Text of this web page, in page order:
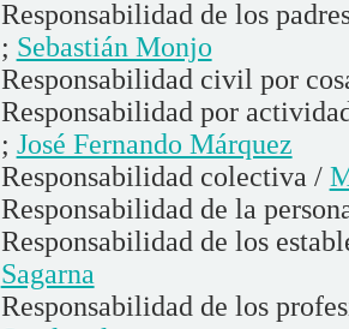
Responsabilidad de los
; Sebastián Monjo
Responsabilidad civil por
Responsabilidad por
; José Fernando Márquez
Responsabilidad colectiva /
Responsabilidad de la
Responsabilidad de los
Sagarna
Responsabilidad de los